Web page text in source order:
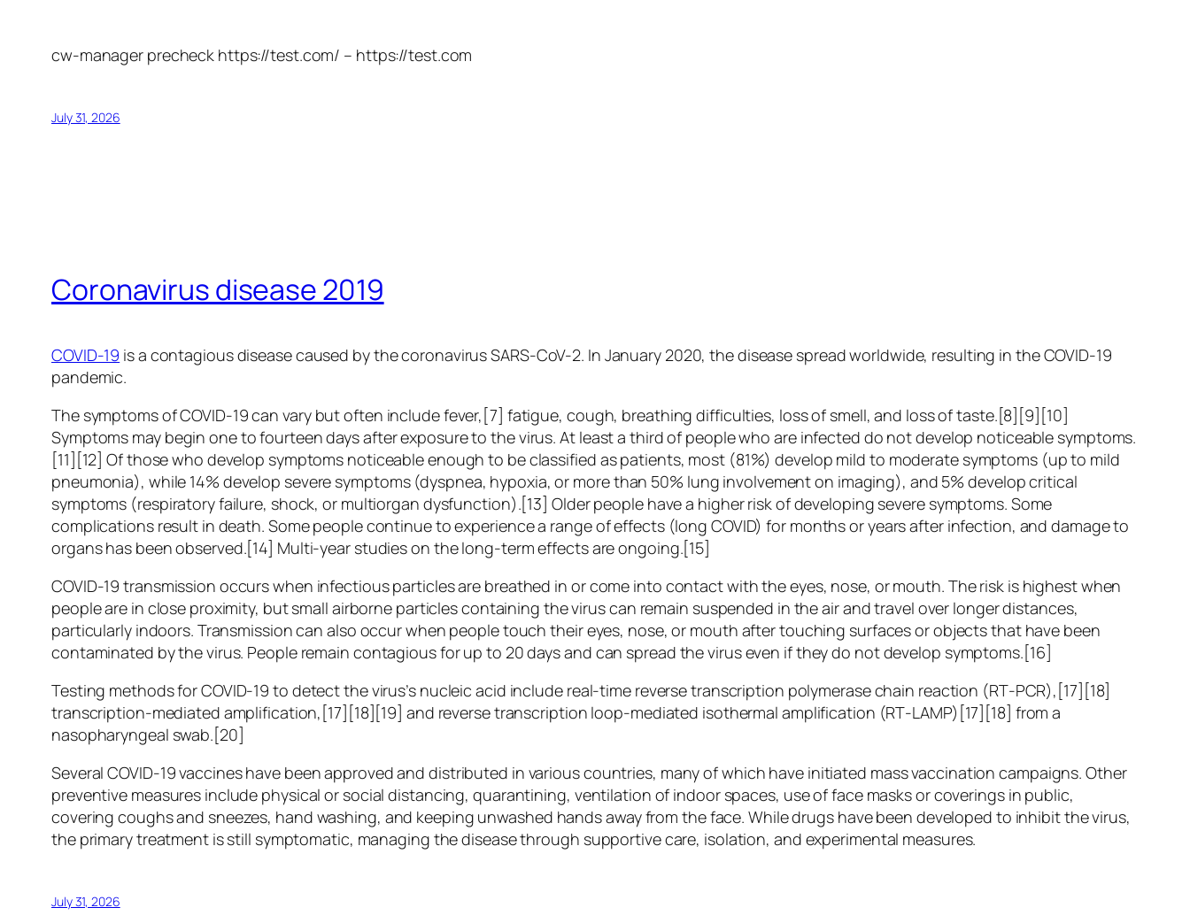
cw-manager precheck https://test.com/ – https://test.com
July 31, 2026
Coronavirus disease 2019
COVID-19 is a contagious disease caused by the coronavirus SARS-CoV-2. In January 2020, the disease spread worldwide, resulting in the COVID-19
pandemic.
The symptoms of COVID‑19 can vary but often include fever,[7] fatigue, cough, breathing difficulties, loss of smell, and loss of taste.[8][9][10]
Symptoms may begin one to fourteen days after exposure to the virus. At least a third of people who are infected do not develop noticeable symptoms.
[11][12] Of those who develop symptoms noticeable enough to be classified as patients, most (81%) develop mild to moderate symptoms (up to mild
pneumonia), while 14% develop severe symptoms (dyspnea, hypoxia, or more than 50% lung involvement on imaging), and 5% develop critical
symptoms (respiratory failure, shock, or multiorgan dysfunction).[13] Older people have a higher risk of developing severe symptoms. Some
complications result in death. Some people continue to experience a range of effects (long COVID) for months or years after infection, and damage to
organs has been observed.[14] Multi-year studies on the long-term effects are ongoing.[15]
COVID‑19 transmission occurs when infectious particles are breathed in or come into contact with the eyes, nose, or mouth. The risk is highest when
people are in close proximity, but small airborne particles containing the virus can remain suspended in the air and travel over longer distances,
particularly indoors. Transmission can also occur when people touch their eyes, nose, or mouth after touching surfaces or objects that have been
contaminated by the virus. People remain contagious for up to 20 days and can spread the virus even if they do not develop symptoms.[16]
Testing methods for COVID-19 to detect the virus’s nucleic acid include real-time reverse transcription polymerase chain reaction (RT‑PCR),[17][18]
transcription-mediated amplification,[17][18][19] and reverse transcription loop-mediated isothermal amplification (RT‑LAMP)[17][18] from a
nasopharyngeal swab.[20]
Several COVID-19 vaccines have been approved and distributed in various countries, many of which have initiated mass vaccination campaigns. Other
preventive measures include physical or social distancing, quarantining, ventilation of indoor spaces, use of face masks or coverings in public,
covering coughs and sneezes, hand washing, and keeping unwashed hands away from the face. While drugs have been developed to inhibit the virus,
the primary treatment is still symptomatic, managing the disease through supportive care, isolation, and experimental measures.
July 31, 2026